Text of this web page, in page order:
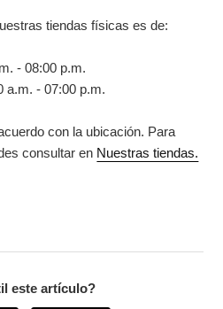
tiendas físicas es de:
- 08:00 p.m.
a.m. - 07:00 p.m.
con la ubicación. Para
consultar en Nuestras tiendas.
este artículo?